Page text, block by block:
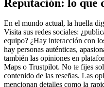
Reputación: lo que
En el mundo actual, la huella
Visita sus redes sociales:
equipo? ¿Hay interacción con
hay personas auténticas,
también las opiniones en
Maps o Trustpilot. No te fijes
contenido de las reseñas. Las
mencionan detalles como la